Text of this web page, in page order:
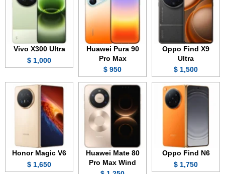
Oppo Find X9
Ultra
1,500 $
Huawei Pura 90
Pro Max
950 $
Vivo X300 Ultra
1,000 $
Oppo Find N6
1,750 $
Huawei Mate 80
Pro Max Wind
Honor Magic V6
1,650 $